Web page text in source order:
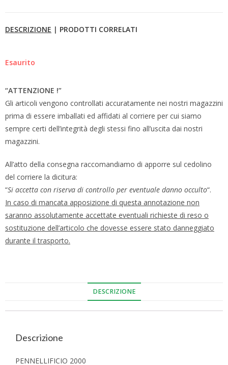
DESCRIZIONE | PRODOTTI CORRELATI
Esaurito
“ATTENZIONE !”
Gli articoli vengono controllati accuratamente nei nostri magazzini
prima di essere imballati ed affidati al corriere per cui siamo
sempre certi dell’integrità degli stessi fino all’uscita dai nostri
magazzini.
All’atto della consegna raccomandiamo di apporre sul cedolino
del corriere la dicitura:
“Si accetta con riserva di controllo per eventuale danno occulto“.
In caso di mancata apposizione di questa annotazione non
saranno assolutamente accettate eventuali richieste di reso o
sostituzione dell’articolo che dovesse essere stato danneggiato
durante il trasporto.
DESCRIZIONE
Descrizione
PENNELLIFICIO 2000